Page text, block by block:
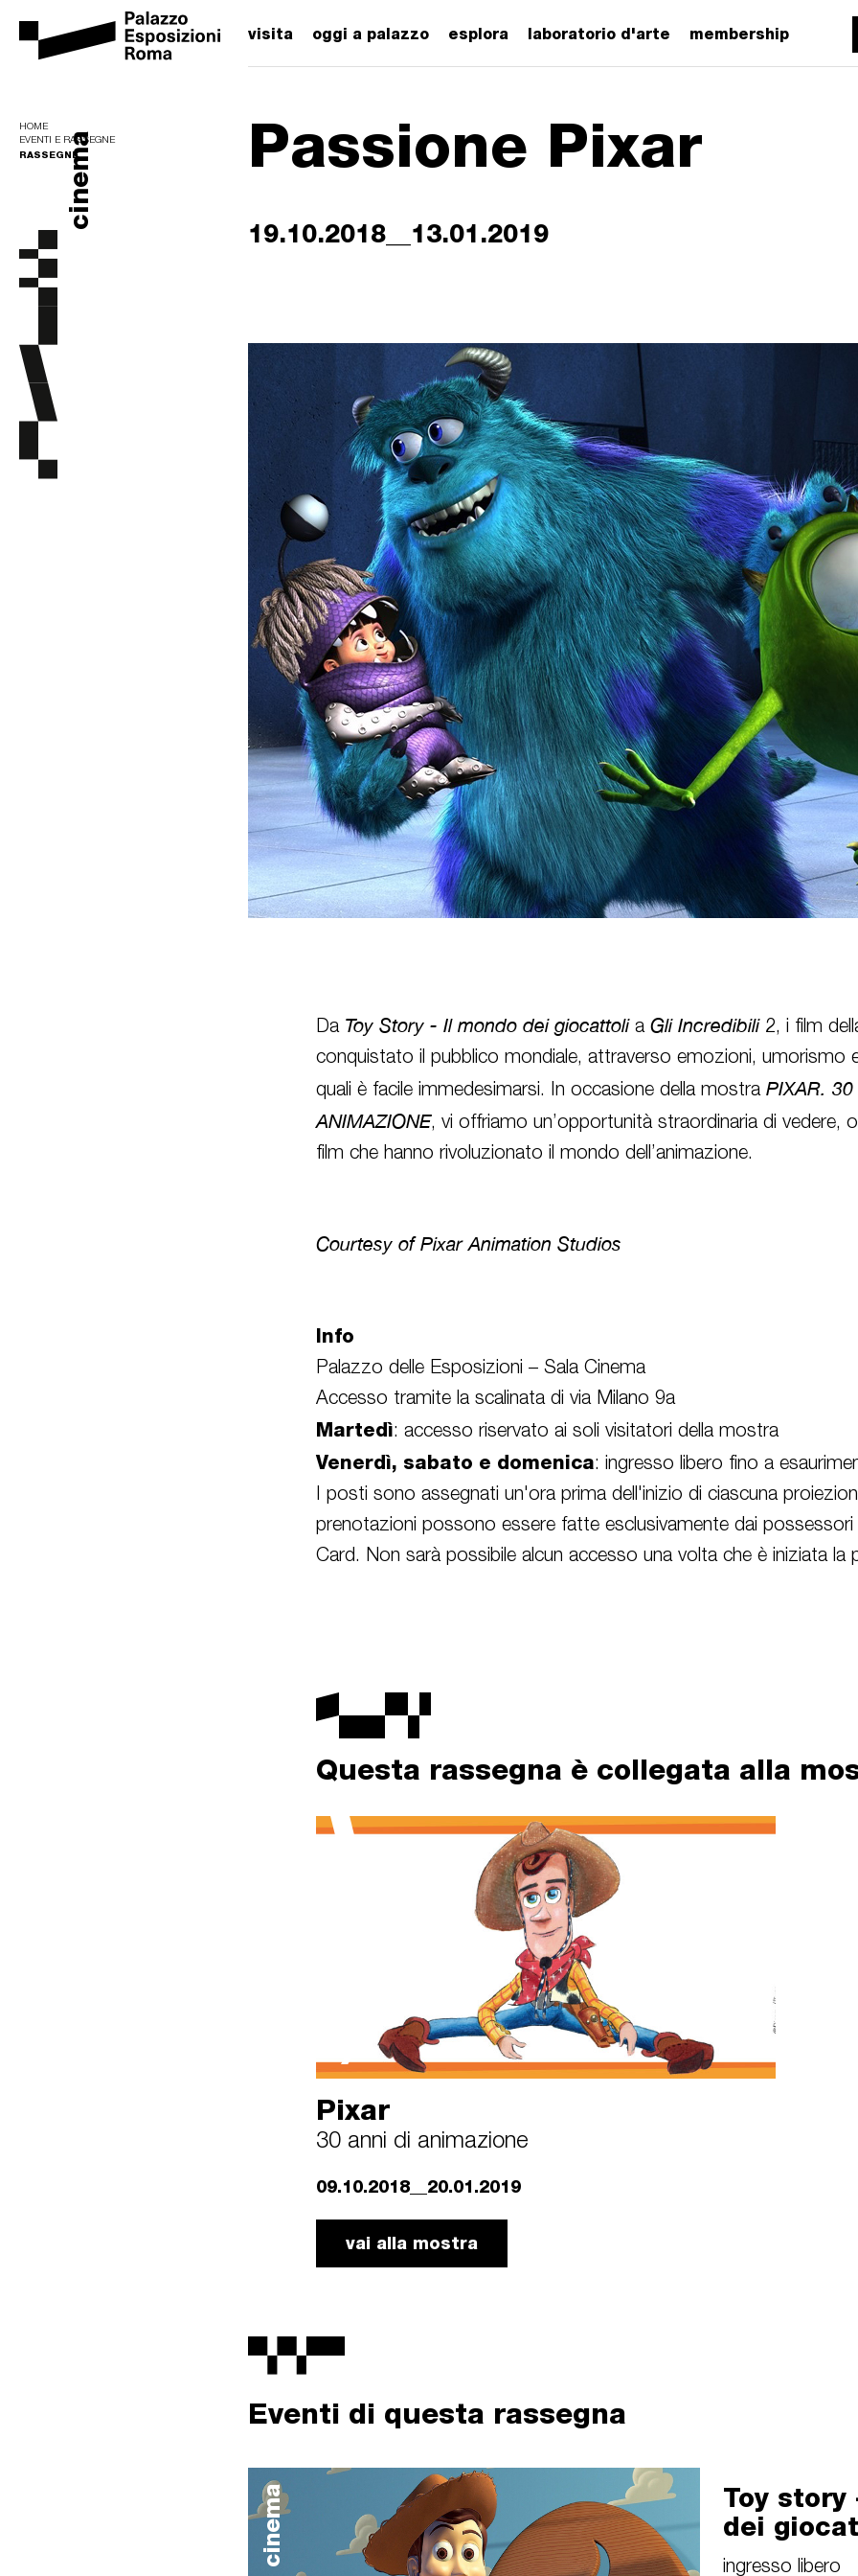
visita oggi a palazzo esplora laboratorio d'arte membership
HOME
EVENTI E RASSEGNE
RASSEGNE
cinema Passione Pixar
19.10.2018__13.01.2019
Da Toy Story - Il mondo dei giocattoli a Gli Incredibili 2, i film
conquistato il pubblico mondiale, attraverso emozioni, umorismo
quali è facile immedesimarsi. In occasione della mostra PIXAR.
ANIMAZIONE, vi offriamo un’opportunità straordinaria di vedere,
film che hanno rivoluzionato il mondo dell’animazione.
Courtesy of Pixar Animation Studios
Info
Palazzo delle Esposizioni – Sala Cinema
Accesso tramite la scalinata di via Milano 9a
Martedì: accesso riservato ai soli visitatori della mostra
Venerdì, sabato e domenica: ingresso libero fino a
I posti sono assegnati un'ora prima dell'inizio di ciascuna
prenotazioni possono essere fatte esclusivamente dai possessori
Card. Non sarà possibile alcun accesso una volta che è iniziata la
Questa rassegna è collegata alla
Pixar
30 anni di animazione
09.10.2018__20.01.2019
vai alla mostra
Eventi di questa rassegna
cinema
Toy story
dei
ingresso libero